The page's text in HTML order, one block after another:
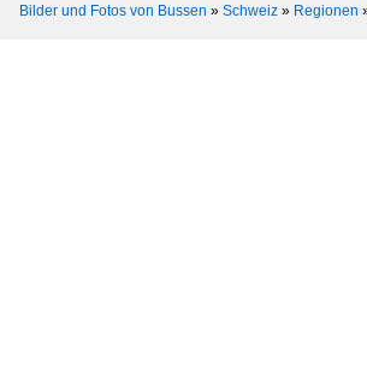
Bilder und Fotos von Bussen » Schweiz » Regionen